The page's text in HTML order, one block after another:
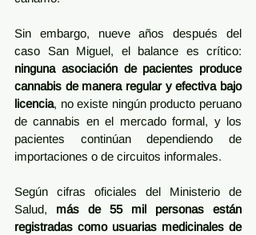
Sin embargo, nueve años después del
ninguna asociación de pacientes produce
cannabis de manera regular y efectiva bajo
licencia, no existe ningún producto peruano
de cannabis en el mercado formal, y los
pacientes continúan dependiendo de
importaciones o de circuitos informales.
Según cifras oficiales del Ministerio de
Salud, más de 55 mil personas están
registradas como usuarias medicinales de